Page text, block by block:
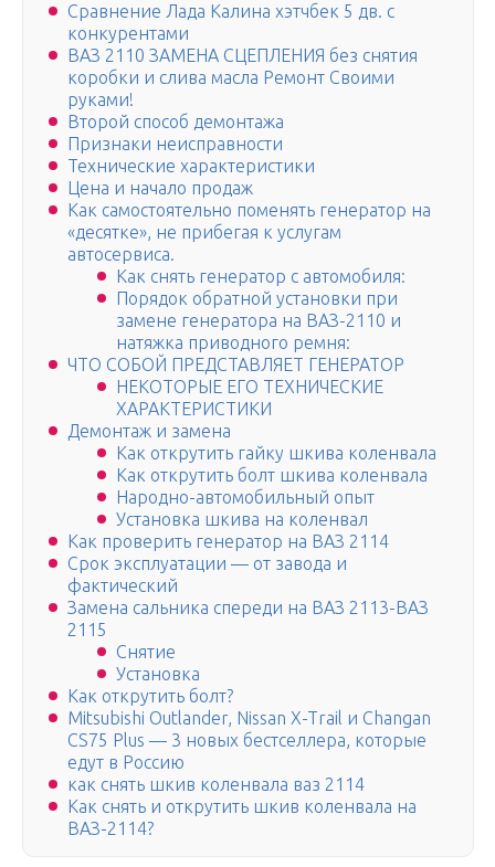
Сравнение Лада Калина хэтчбек 5 дв. с
конкурентами
ВАЗ 2110 ЗАМЕНА СЦЕПЛЕНИЯ без снятия
коробки и слива масла Ремонт Своими
руками!
Второй способ демонтажа
Признаки неисправности
Технические характеристики
Цена и начало продаж
Как самостоятельно поменять генератор на
«десятке», не прибегая к услугам
автосервиса.
Как снять генератор с автомобиля:
Порядок обратной установки при
замене генератора на ВАЗ-2110 и
натяжка приводного ремня:
ЧТО СОБОЙ ПРЕДСТАВЛЯЕТ ГЕНЕРАТОР
НЕКОТОРЫЕ ЕГО ТЕХНИЧЕСКИЕ
ХАРАКТЕРИСТИКИ
Демонтаж и замена
Как открутить гайку шкива коленвала
Как открутить болт шкива коленвала
Народно-автомобильный опыт
Установка шкива на коленвал
Как проверить генератор на ВАЗ 2114
Срок эксплуатации — от завода и
фактический
Замена сальника спереди на ВАЗ 2113-ВАЗ
2115
Снятие
Установка
Как открутить болт?
Mitsubishi Outlander, Nissan X-Trail и Changan
CS75 Plus — 3 новых бестселлера, которые
едут в Россию
как снять шкив коленвала ваз 2114
Как снять и открутить шкив коленвала на
ВАЗ-2114?